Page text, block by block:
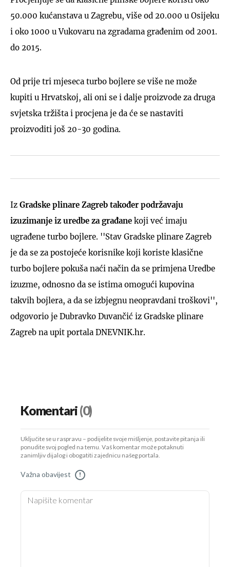
50.000 kućanstava u Zagrebu, više od 20.000 u Osijeku
i oko 1000 u Vukovaru na zgradama građenim od 2001.
do 2015.
Od prije tri mjeseca turbo bojlere se više ne može
kupiti u Hrvatskoj, ali oni se i dalje proizvode za druga
svjetska tržišta i procjena je da će se nastaviti
proizvoditi još 20-30 godina.
Iz Gradske plinare Zagreb također podržavaju
izuzimanje iz uredbe za građane koji već imaju
ugrađene turbo bojlere. ''Stav Gradske plinare Zagreb
je da se za postojeće korisnike koji koriste klasične
turbo bojlere pokuša naći način da se primjena Uredbe
izuzme, odnosno da se istima omogući kupovina
takvih bojlera, a da se izbjegnu neopravdani troškovi'',
odgovorio je Dubravko Duvančić iz Gradske plinare
Zagreb na upit portala DNEVNIK.hr.
Komentari(0)
Uključite se u raspravu – podijelite svoje mišljenje, postavite pitanja ili
ponudite svoj pogled na temu. Vaš komentar može potaknuti
zanimljiv dijalog i obogatiti zajednicu našeg portala.
Važna obavijest !